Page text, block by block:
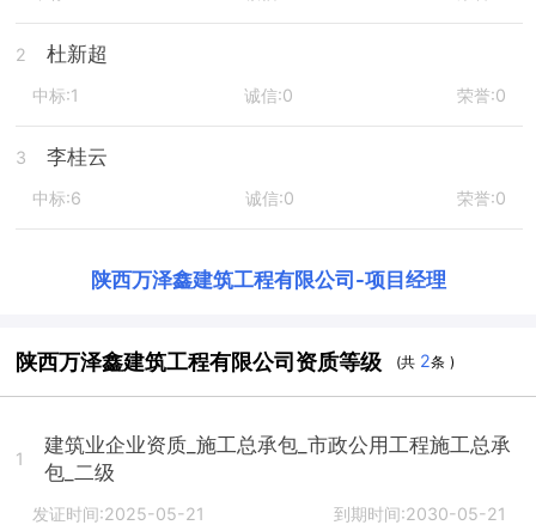
2 杜新超
中标:1 诚信:0 荣誉:0
3 李桂云
中标:6 诚信:0 荣誉:0
陕西万泽鑫建筑工程有限公司 -项目经理
陕西万泽鑫建筑工程有限公司资质等级 (共 2条 )
1
建筑业企业资质_施工总承包_市政公用工程施工总承
包_二级
发证时间:2025-05-21 到期时间:2030-05-21